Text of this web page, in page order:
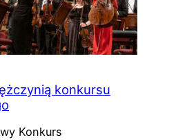
konkursu
Konkurs